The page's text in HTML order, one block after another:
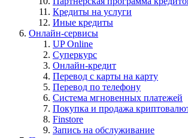
Кредиты на услуги
Иные кредиты
Онлайн-сервисы
UP Online
Суперкурс
Онлайн-кредит
Перевод с карты на карту
Перевод по телефону
Система мгновенных платежей
Покупка и продажа
Finstore
Запись на обслуживание